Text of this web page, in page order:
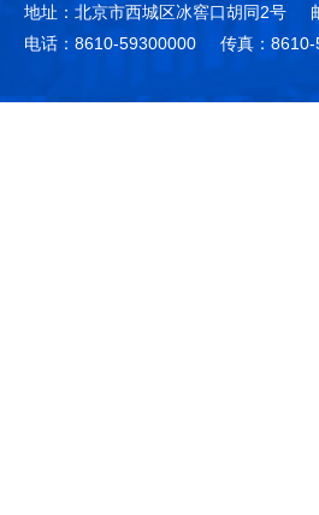
地址：北京市西城区冰窖口胡同2号
电话：8610-59300000
传真：8610-